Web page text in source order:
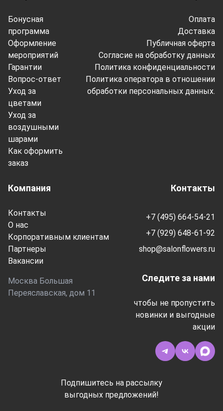
Компания
Контакты
О нас
Корпоративным клиентам
Партнеры
Вакансии
Москва Большая
Переяславская, дом 11
Бонусная
программа
Оформление
мероприятий
Гарантии
Вопрос-ответ
Уход за
цветами
Уход за
воздушными
шарами
Как оформить
заказ
Оплата
Доставка
Публичная оферта
Согласие на обработку данных
Политика конфиденциальности
Политика оператора в отношении
обработки персональных данных.
Контакты
+7 (495) 664-54-21
+7 (929) 648-61-92
shop@salonflowers.ru
Следите за нами
чтобы не пропустить
новинки и выгодные
акции
Подпишитесь на рассылку
выгодных предложений!